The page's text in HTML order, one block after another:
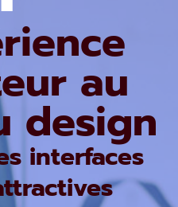
au
design
interfaces